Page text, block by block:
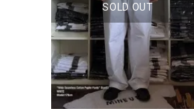
SOLD OUT